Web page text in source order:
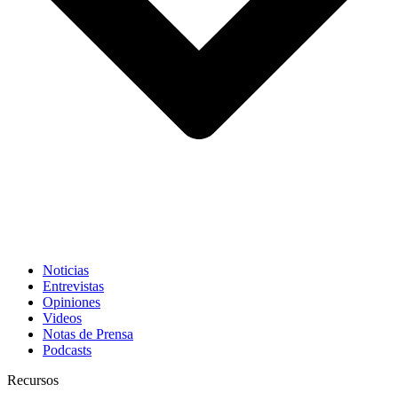
Noticias
Entrevistas
Opiniones
Videos
Notas de Prensa
Podcasts
Recursos